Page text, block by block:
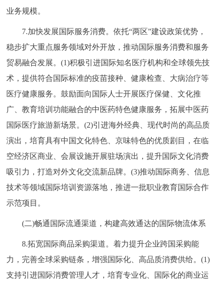
业务规模。
7.加快发展国际服务消费。依托“两区”建设政策优势，
稳步扩大重点服务领域对外开放，推动国际服务消费和服务
贸易融合发展。(1)积极引进国际知名医疗机构和全球领先技
术，提供符合国际标准的疫苗接种、健康检查、大病治疗等
医疗健康服务。鼓励面向国际人士开展医疗保健、文化推
广、教育培训功能融合的中医药特色健康服务，拓展中医药
国际医疗旅游新场景。(2)引进海外经典、现代时尚的高品质
演出，培育具有中国文化特色、京味特色的优质剧目，在临
空经济区商业、会展设施开展驻场演出，提升国际文化消费
吸引力，打造对外文化交流新品牌。(3)推动国际商务、信息
技术等领域国际培训资源落地，推进一批职业教育国际合作
示范项目。
(二)畅通国际流通渠道，构建高效通达的国际物流体系
8.拓宽国际商品采购渠道。着力提升企业跨国采购能
力，完善全球采购链条，增强国际化、高品质消费供给。(1)
支持引进国际消费管理人才，培育专业化、国际化的商业运